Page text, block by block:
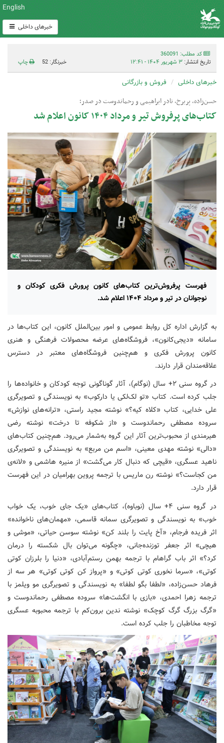
English
خبرهای داخلی
کد مطلب: 360091
تاریخ انتشار: ۳ شهریور ۱۴۰۴ - ۱۲:۴۱ خبرنگار: 52 چاپ
خبرهای داخلی فروش و بازرگانی
حسن‌زاده، پریرخ، نادر ابراهیمی و رحماندوست در صدر؛
کتاب‌های پرفروش تیر و مرداد ۱۴۰۴ کانون اعلام شد
فهرست پرفروش‌ترین کتاب‌های کانون پرورش فکری کودکان و
نوجوانان در تیر و مرداد ۱۴۰۴ اعلام شد.
به گزارش اداره کل روابط عمومی و امور بین‌الملل کانون، این کتاب‌ها در
سامانه «دیجی‌کانون»، فروشگاه‌های عرضه محصولات فرهنگی و هنری
کانون پرورش فکری و هم‌چنین فروشگاه‌های معتبر در دسترس
علاقه‌مندان قرار دارند.
در گروه سنی ۲+ سال (نوگام)، آثار گوناگونی توجه کودکان و خانواده‌ها را
جلب کرده‌ است. کتاب «تو لک‌لکی یا دارکوب» به نویسندگی و تصویرگری
علی خدایی، کتاب «کلاه کیه؟» نوشته مجید راستی، «ترانه‌های نوازش»
سروده مصطفی رحماندوست و «از شکوفه تا درخت» نوشته رضی
هیرمندی از محبوب‌ترین آثار این گروه به‌شمار می‌رود. هم‌چنین کتاب‌های
«دالی» نوشته مهدی معینی، «اسم من مربع» به نویسندگی و تصویرگری
ناهید عسگری، «قیچی که دنبال کار می‌گشت» از منیره هاشمی و «لانه‌ی
من کجاست؟» نوشته رن ماریس با ترجمه پروین بهرامیان در این فهرست
قرار دارد.
در گروه سنی ۴+ سال (نوباوه)، کتاب‌های «یک جای خوب، یک خواب
خوب» به نویسندگی و تصویرگری سمانه قاسمی، «مهمان‌های ناخوانده»
اثر فریده فرجام، «آخ پایت را بلند کن» نوشته سوسن حیاتی، «موشی و
هیچی» اثر جعفر توزنده‌جانی، «چگونه می‌توان بال شکسته را درمان
کرد؟» اثر باب گراهام با ترجمه بهمن رستم‌آبادی، «دنیا را بلرزان کوتی
کوتی»، «سرما نخوری کوتی کوتی» و «پرواز کن کوتی کوتی» هر سه از
فرهاد حسن‌زاده، «لطفا بگو لطفا» به نویسندگی و تصویرگری مو ویلمز با
ترجمه زهرا احمدی، «بازی با انگشت‌ها» سروده مصطفی رحماندوست و
«گرگ بزرگ گرگ کوچک» نوشته ندین برون‌کم با ترجمه محبوبه عسگری
توجه مخاطبان را جلب کرده است.